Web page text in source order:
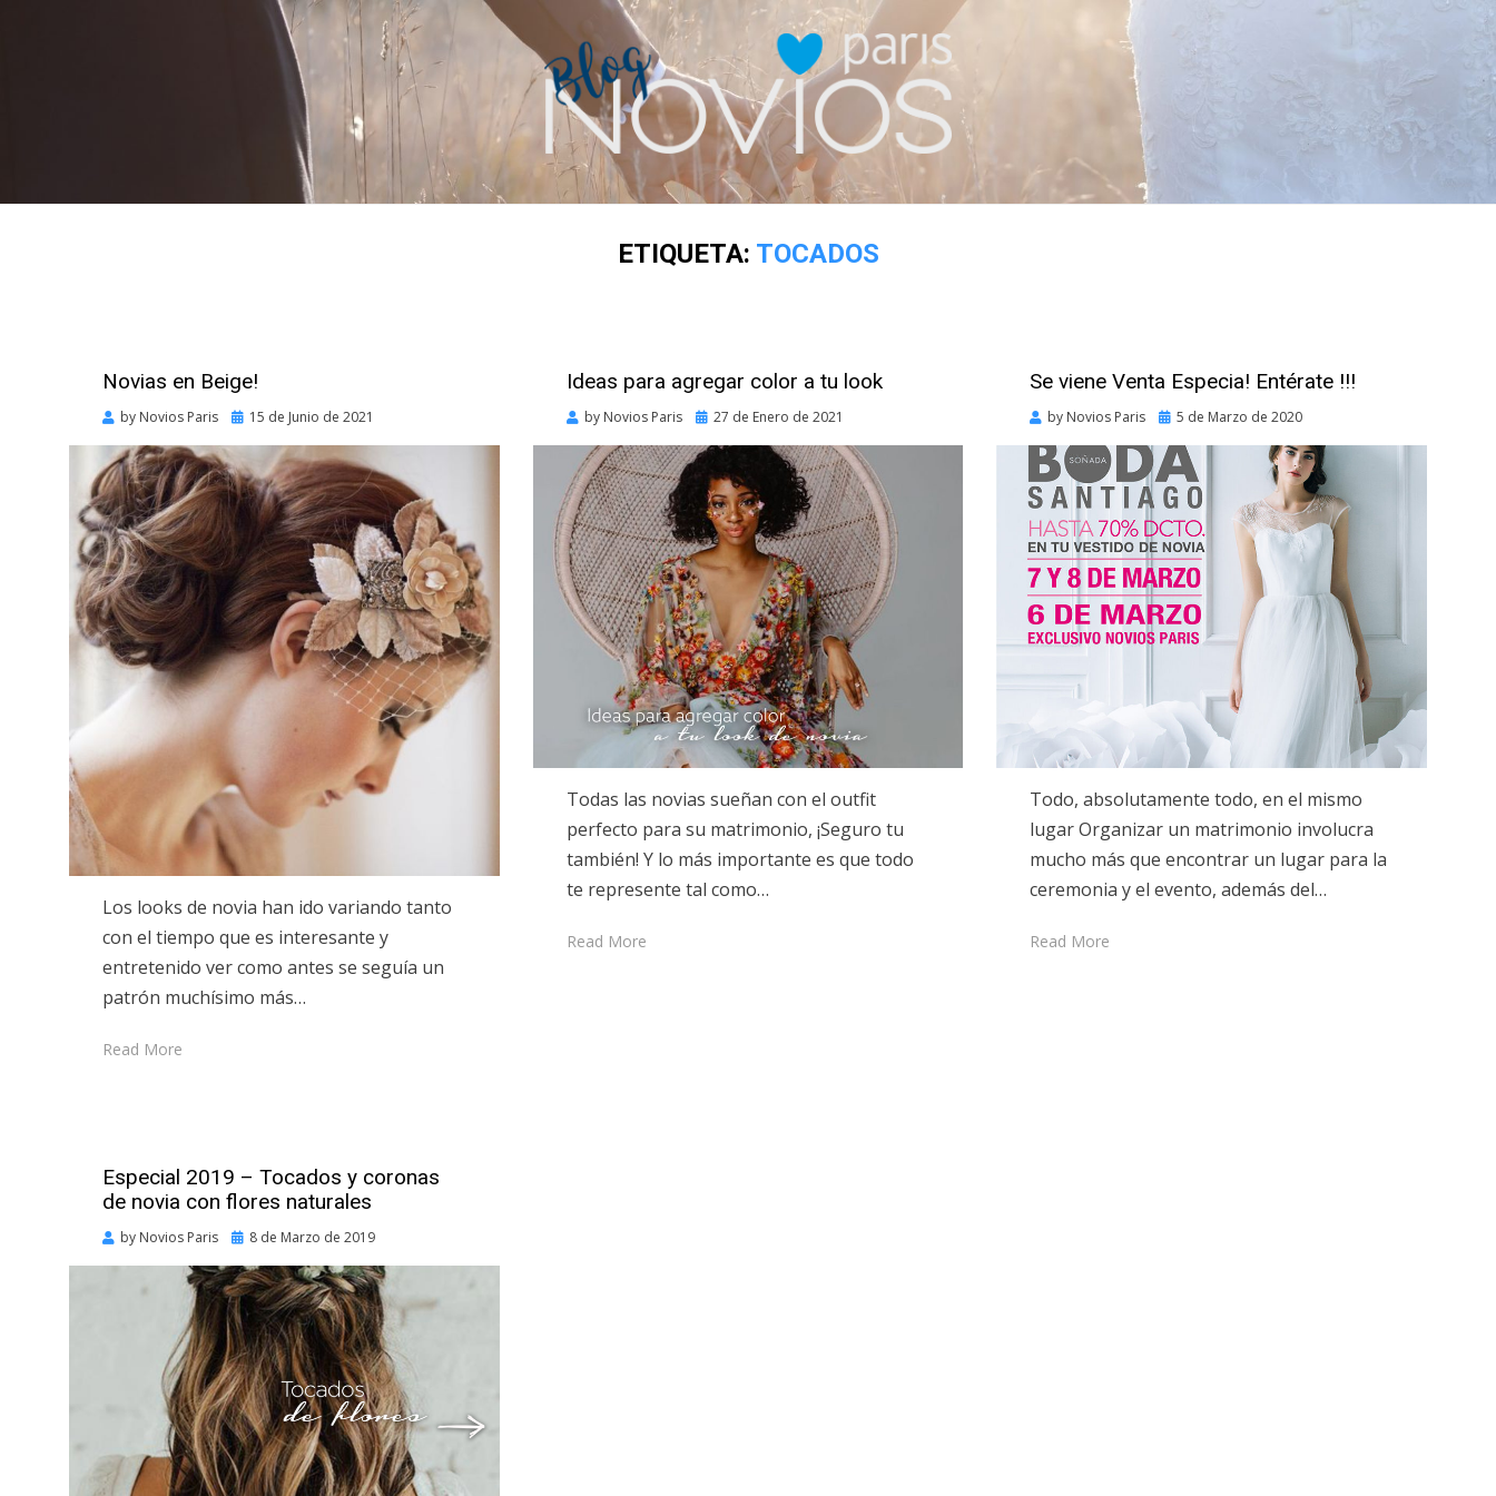
ETIQUETA: TOCADOS
Novias en Beige!
by Novios Paris
Posted
15 de Junio de 2021
Los looks de novia han ido variando tanto
con el tiempo que es interesante y
entretenido ver como antes se seguía un
patrón muchísimo más…
Read More
Ideas para agregar color a tu look
by Novios Paris
Posted
27 de Enero de 2021
Todas las novias sueñan con el outfit
perfecto para su matrimonio, ¡Seguro tu
también! Y lo más importante es que todo
te represente tal como…
Read More
Se viene Venta Especia! Entérate !!!
by Novios Paris
Posted
5 de Marzo de 2020
Todo, absolutamente todo, en el mismo
lugar Organizar un matrimonio involucra
mucho más que encontrar un lugar para la
ceremonia y el evento, además del…
Read More
Especial 2019 – Tocados y coronas
de novia con flores naturales
by Novios Paris
Posted
8 de Marzo de 2019